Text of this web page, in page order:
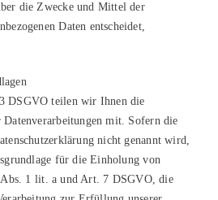
die Zwecke und Mittel der
Daten entscheidet,
DSGVO teilen wir Ihnen die
Datenverarbeitungen mit. Sofern die
nicht genannt wird,
für die Einholung von
1 lit. a und Art. 7 DSGVO, die